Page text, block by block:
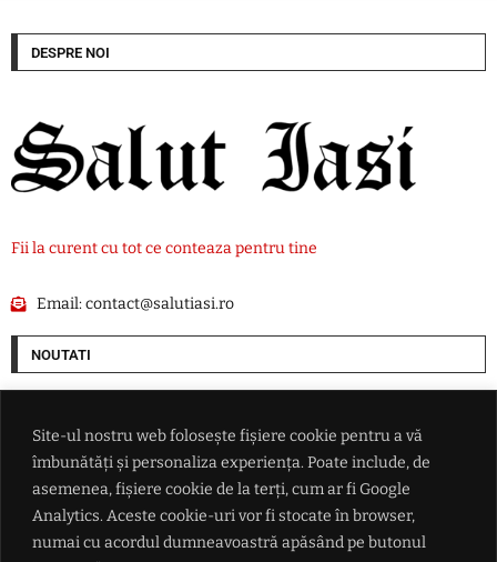
Site-ul nostru web folosește fișiere cookie pentru a vă
îmbunătăți și personaliza experiența. Poate include, de
asemenea, fișiere cookie de la terți, cum ar fi Google
Analytics. Aceste cookie-uri vor fi stocate în browser,
numai cu acordul dumneavoastră apăsând pe butonul
DESPRE NOI
Fii la curent cu tot ce conteaza pentru tine
Email:contact@salutiasi.ro
NOUTATI
'Anunț' de angajare de la Guvern: Se caută profesioniști pentru a
conduce cele mai grele companii din transporturi
VIDEO Cât a plătit o româncă după ce a mers la Urgențe în SUA: 'O sumă